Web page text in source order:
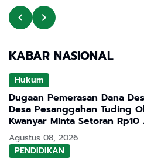
KABAR NASIONAL
Hukum
Dugaan Pemerasan Dana
Desa Pesanggahan Tuding
Kwanyar Minta Setoran Rp10
Agustus 08, 2026
PENDIDIKAN